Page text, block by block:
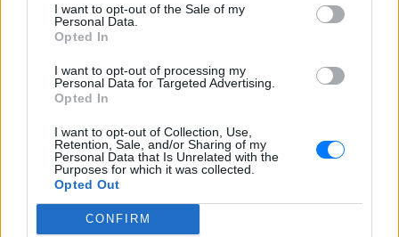
I want to opt-out of the Sale of my
Personal Data.
Opted In
I want to opt-out of processing my
Personal Data for Targeted Advertising.
Opted In
I want to opt-out of Collection, Use,
Retention, Sale, and/or Sharing of my
Personal Data that Is Unrelated with the
Purposes for which it was collected.
Opted Out
CONFIRM
Πουέρτο Ρίκο: Διανομή νερού
ΣΉΜΕΡΑ
Σαρωτικοί έλεγχοι στις
παραλίες με drones – Ποιες
περισσότερες παραβάσεις
ΣΉΜΕΡΑ